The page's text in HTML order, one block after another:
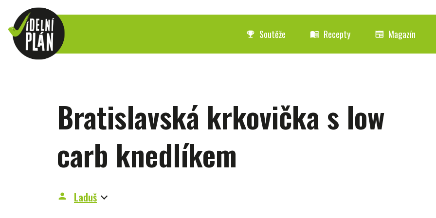
emoji_events Soutěže menu_book Recepty newspaper Magazín
Bratislavská krkovička s low
carb knedlíkem
person Laduš